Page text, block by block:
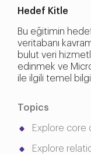
Hedef Kitle
Bu eğitimin
veritabanı
bulut veri
edinmek ve
ile ilgili temel
Topics
Explore core
Explore